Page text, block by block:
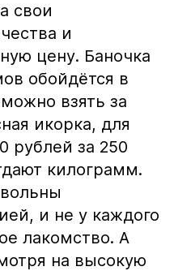
свои
и
цену. Баночка
обойдётся в
взять за
икорка, для
рублей за 250
килограмм.
и не у каждого
лакомство. А
на высокую